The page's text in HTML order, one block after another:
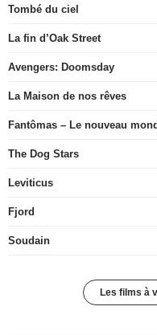
Tombé du ciel
La fin d’Oak Street
Avengers: Doomsday
La Maison de nos rêves
Fantômas – Le nouveau
The Dog Stars
Leviticus
Fjord
Soudain
Les films à